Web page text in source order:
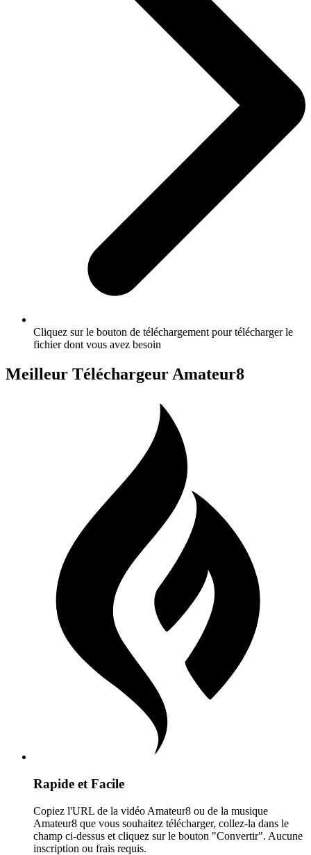
Cliquez sur le bouton de téléchargement pour télécharger le
fichier dont vous avez besoin
Meilleur Téléchargeur Amateur8
Rapide et Facile
Copiez l'URL de la vidéo Amateur8 ou de la musique
Amateur8 que vous souhaitez télécharger, collez-la dans le
champ ci-dessus et cliquez sur le bouton "Convertir". Aucune
inscription ou frais requis.